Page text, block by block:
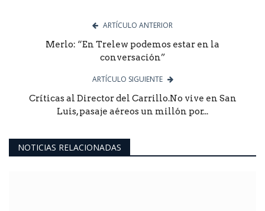
ARTÍCULO ANTERIOR
Merlo: “En Trelew podemos estar en la
conversación”
ARTÍCULO SIGUIENTE
Críticas al Director del Carrillo.No vive en San
Luis, pasaje aéreos un millón por...
NOTICIAS RELACIONADAS